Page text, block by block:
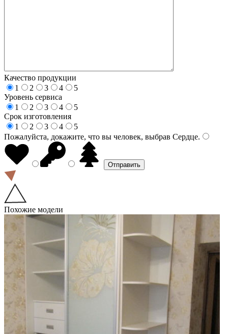
Качество продукции
1
2 3 4
5
Уровень сервиса
1
2 3 4
5
Срок изготовления
1
2 3 4
5
Пожалуйста, докажите, что вы человек, выбрав Сердце.
Похожие модели